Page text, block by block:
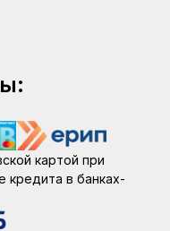
картой при
кредита в банках-